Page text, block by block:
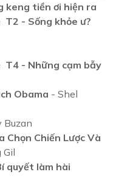
keng tiền ơi hiện ra
- Sống khỏe ư?
- Những cạm bẫy
Obama - Shel
Buzan
Chọn Chiến Lược Và
Gil
quyết làm hài